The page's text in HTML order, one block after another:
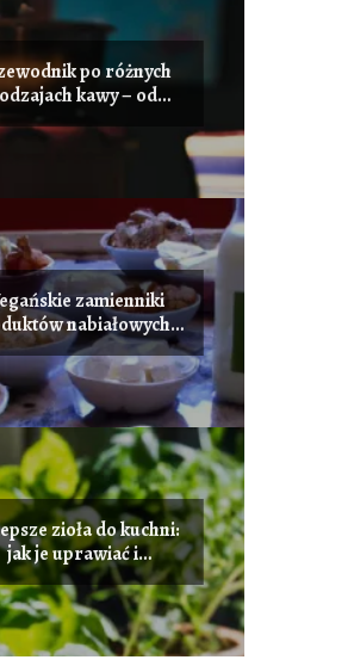
po różnych
kawy – od
ziarna do filiżanki
zamienniki
nabiałowych,
które pokochasz
zioła do kuchni:
jak je uprawiać i
wykorzystywać w
gotowaniu